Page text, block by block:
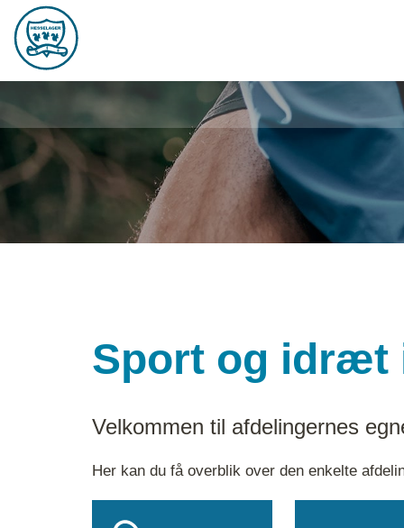
Sport og idræt
Velkommen til afdelingernes
Her kan du få overblik over den enkelte